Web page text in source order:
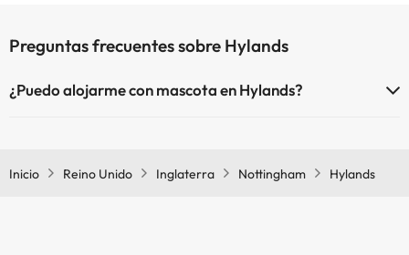
Preguntas frecuentes sobre Hylands
¿Puedo alojarme con mascota en Hylands?
Inicio Reino Unido Inglaterra Nottingham Hylands